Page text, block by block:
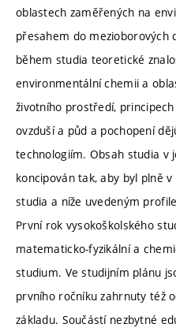
oblastech zaměřených na
přesahem do mezioborových
během studia teoretické
environmentální chemii a
životního prostředí,
ovzduší a půd a pochopení
technologiím. Obsah studia v
koncipován tak, aby byl plně
studia a níže uvedeným
První rok vysokoškolského
matematicko-fyzikální a
studium. Ve studijním plánu
prvního ročníku zahrnuty též
základu. Součástí nezbytné